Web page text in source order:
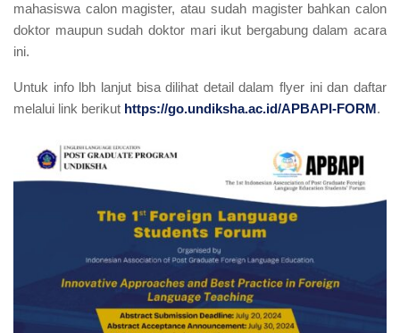
mahasiswa calon magister, atau sudah magister bahkan calon
doktor maupun sudah doktor mari ikut bergabung dalam acara
ini.
Untuk info lbh lanjut bisa dilihat detail dalam flyer ini dan daftar
melalui link berikut https://go.undiksha.ac.id/APBAPI-FORM.